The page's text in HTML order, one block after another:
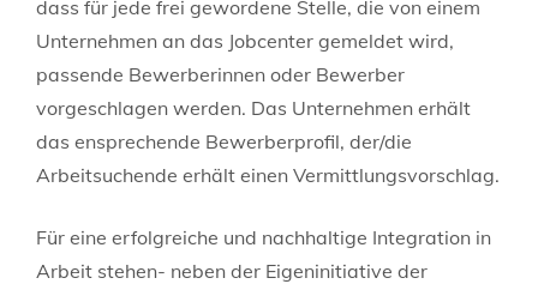
dass für jede frei gewordene Stelle, die von einem
Unternehmen an das Jobcenter gemeldet wird,
passende Bewerberinnen oder Bewerber
vorgeschlagen werden. Das Unternehmen erhält
das ensprechende Bewerberprofil, der/die
Arbeitsuchende erhält einen Vermittlungsvorschlag.
Für eine erfolgreiche und nachhaltige Integration in
Arbeit stehen- neben der Eigeninitiative der